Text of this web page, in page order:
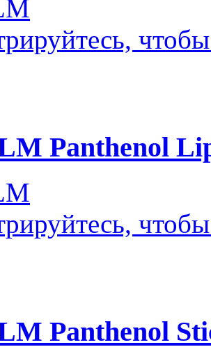
Panthenol
Panthenol